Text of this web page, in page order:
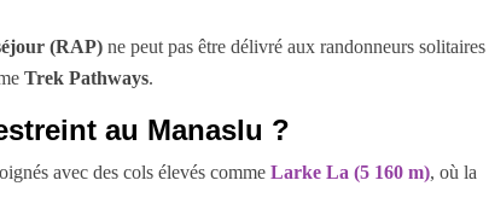
(RAP) ne peut pas être délivré aux randonneurs solitaires
Trek Pathways.
au Manaslu ?
avec des cols élevés comme Larke La (5 160 m), où la